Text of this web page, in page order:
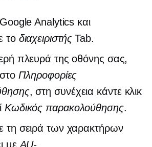
Analytics και
το διαχειριστήςTab.
πλευρά της οθόνης σας,
Πληροφορίες
, στη συνέχεια κάντε κλικ
Κωδικός παρακολούθησης.
τη σειρά των χαρακτήρων
μεAU-.